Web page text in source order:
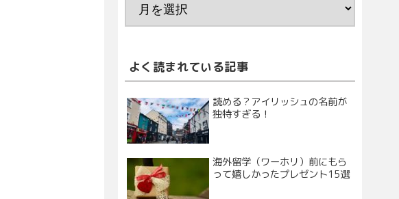
よく読まれている記事
読める？アイリッシュの名前が
独特すぎる！
海外留学（ワーホリ）前にもら
って嬉しかったプレゼント15選